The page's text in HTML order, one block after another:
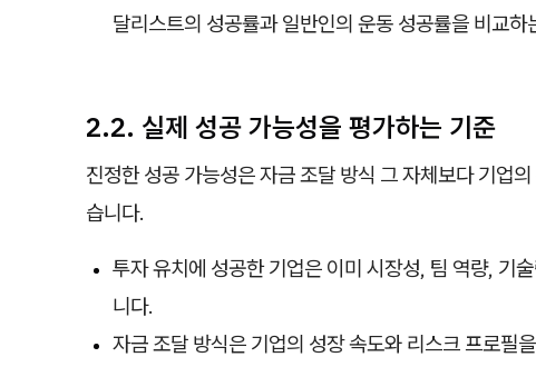
달리스트의 성공률과 일반인의 운동 성공률을 비교하
2.2. 실제 성공 가능성을 평가하는 기준
진정한 성공 가능성은 자금 조달 방식 그 자체보다 기업
습니다.
투자 유치에 성공한 기업은 이미 시장성, 팀 역량, 기
니다.
자금 조달 방식은 기업의 성장 속도와 리스크 프로필